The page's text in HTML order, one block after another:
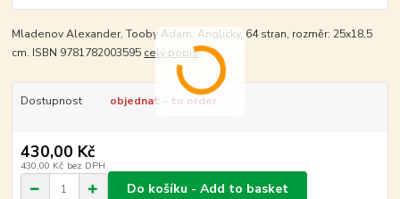
Mladenov Alexander, Tooby Adam. Anglicky, 64 stran, rozměr: 25x18,5
cm. ISBN 9781782003595 celý popis
Dostupnost objednat - to order
430,00 Kč
430,00 Kč bez DPH
Do košíku - Add to basket